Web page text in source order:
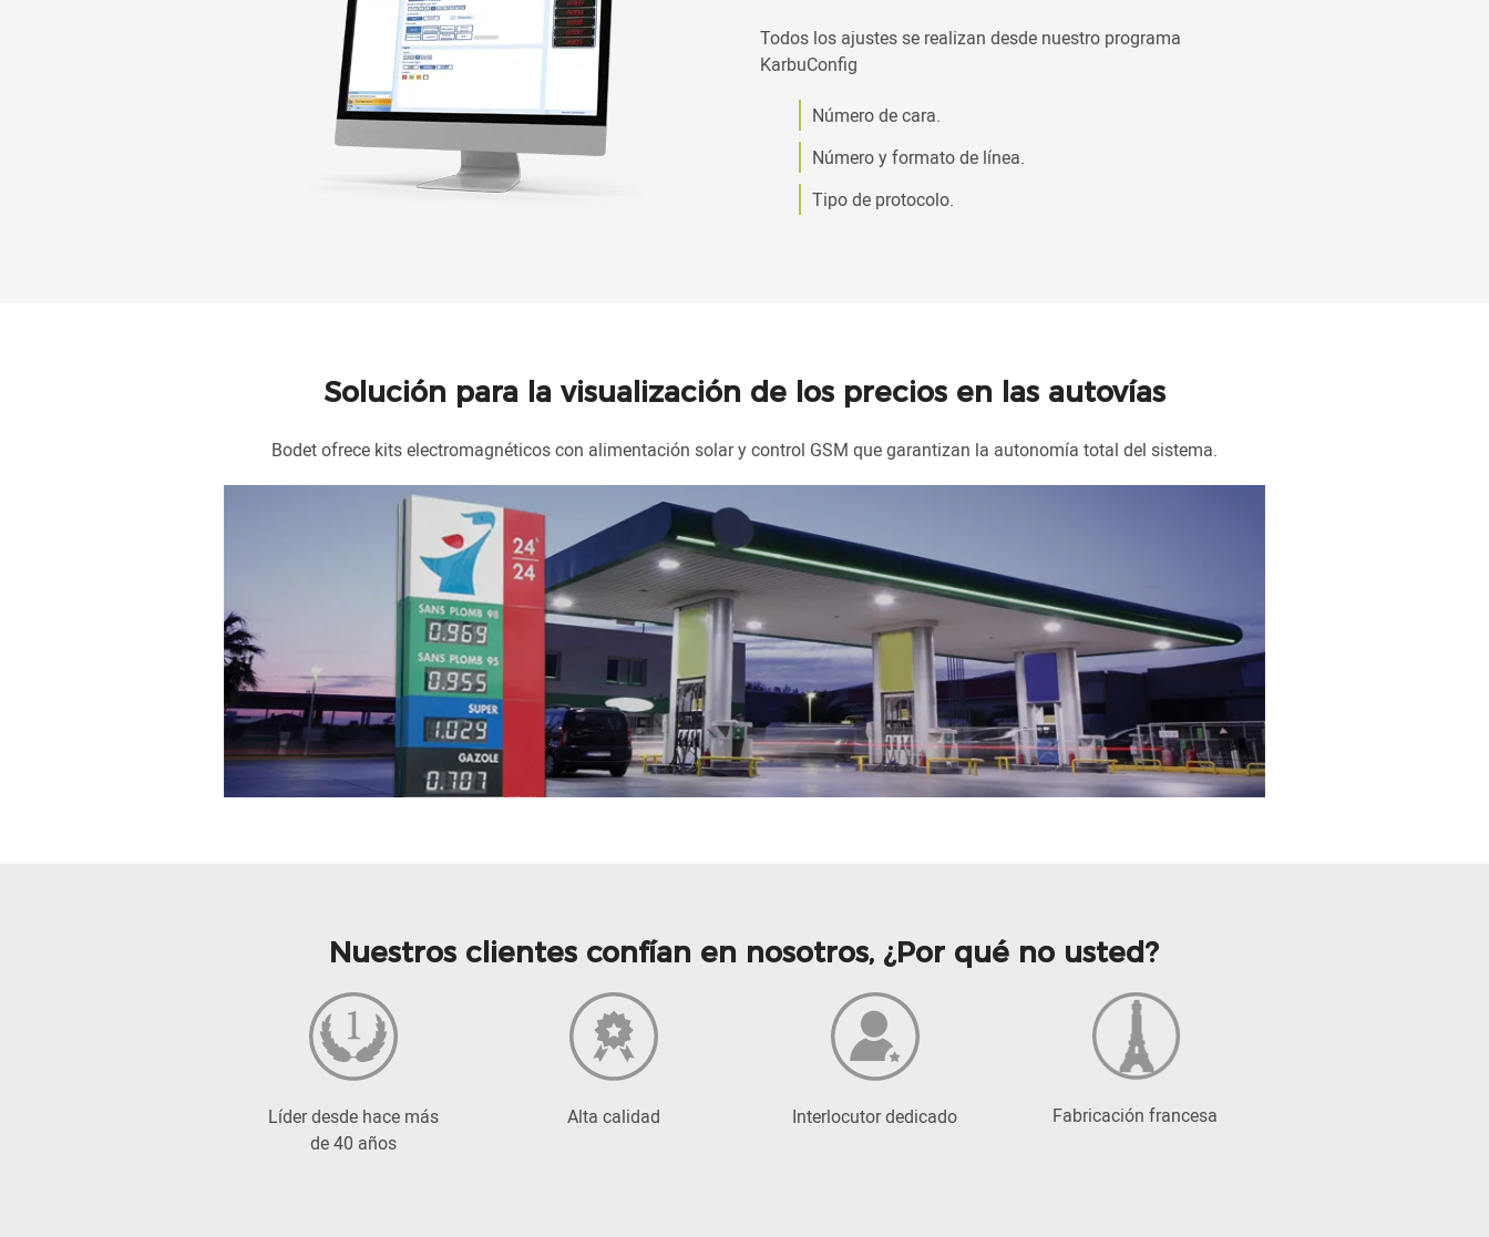
Todos los ajustes se realizan desde nuestro programa
KarbuConfig
Número de cara.
Número y formato de línea.
Tipo de protocolo.
Solución para la visualización de los precios en las autovías
Bodet ofrece kits electromagnéticos con alimentación solar y control GSM que garantizan la autonomía total del sistema.
Nuestros clientes confían en nosotros, ¿Por qué no usted?
Líder desde hace más
de 40 años
Alta calidad Interlocutor dedicado Fabricación francesa